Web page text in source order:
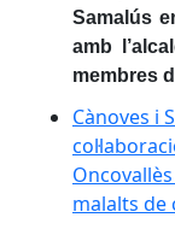
Samalús
amb
membres
Cànoves i
Cànoves i
malalts de